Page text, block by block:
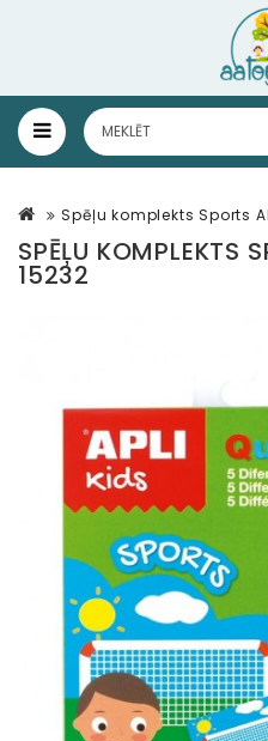
Spēļu komplekts Sports
SPĒĻU KOMPLEKTS
15232